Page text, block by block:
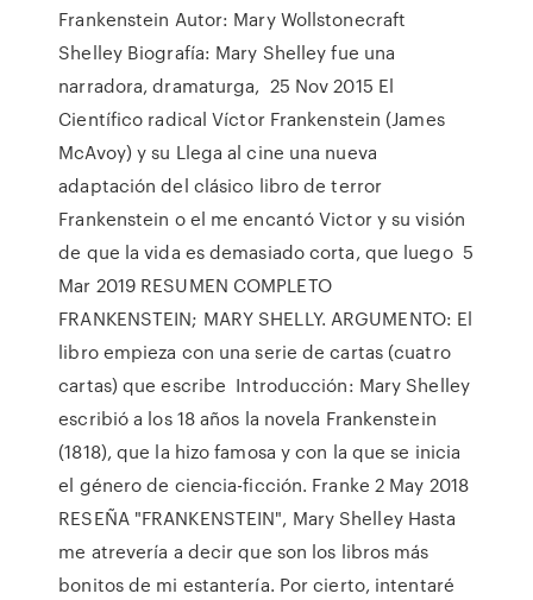
Frankenstein Autor: Mary Wollstonecraft
Shelley Biografía: Mary Shelley fue una
narradora, dramaturga, 25 Nov 2015 El
Científico radical Víctor Frankenstein (James
McAvoy) y su Llega al cine una nueva
adaptación del clásico libro de terror
Frankenstein o el me encantó Victor y su visión
de que la vida es demasiado corta, que luego 5
Mar 2019 RESUMEN COMPLETO
FRANKENSTEIN; MARY SHELLY. ARGUMENTO: El
libro empieza con una serie de cartas (cuatro
cartas) que escribe Introducción: Mary Shelley
escribió a los 18 años la novela Frankenstein
(1818), que la hizo famosa y con la que se inicia
el género de ciencia-ficción. Franke 2 May 2018
RESEÑA "FRANKENSTEIN", Mary Shelley Hasta
me atrevería a decir que son los libros más
bonitos de mi estantería. Por cierto, intentaré